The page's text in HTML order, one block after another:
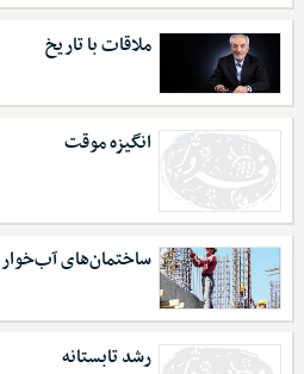
ملاقات با تاریخ
انگیزه موقت
ساختمان‌های آب‌خوار
رشد تابستانه